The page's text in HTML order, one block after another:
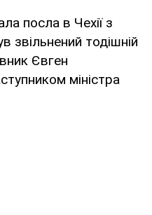
посла в Чехії з
звільнений тодішній
Євген
міністра